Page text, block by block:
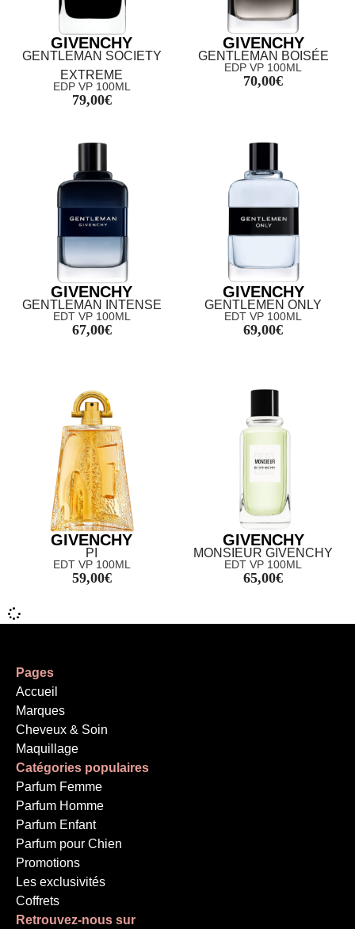
GIVENCHY
GENTLEMAN SOCIETY
EXTREME
EDP VP 100ML
79,00€
GIVENCHY
GENTLEMAN BOISÉE
EDP VP 100ML
70,00€
GIVENCHY
GENTLEMAN INTENSE
EDT VP 100ML
67,00€
GIVENCHY
GENTLEMEN ONLY
EDT VP 100ML
69,00€
GIVENCHY
PI
EDT VP 100ML
59,00€
GIVENCHY
MONSIEUR GIVENCHY
EDT VP 100ML
65,00€
Pages
Accueil
Marques
Cheveux & Soin
Maquillage
Catégories populaires
Parfum Femme
Parfum Homme
Parfum Enfant
Parfum pour Chien
Promotions
Les exclusivités
Coffrets
Retrouvez-nous sur